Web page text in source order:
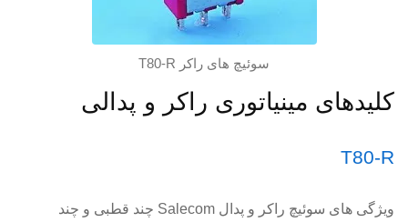
سوئیچ های راکر T80-R
کلیدهای مینیاتوری راکر و پدالی
T80-R
ویژگی های سوئیچ راکر و پدال Salecom چند قطبی و چند